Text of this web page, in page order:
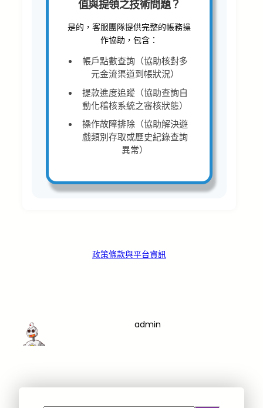
值與提領之技術問題？
是的，客服團隊提供完整的帳務操
作協助，包含：
帳戶點數查詢（協助核對多
元金流渠道到帳狀況）
提款進度追蹤（協助查詢自
動化稽核系統之審核狀態）
操作故障排除（協助解決遊
戲類別存取或歷史紀錄查詢
異常）
政策條款與平台資訊
admin